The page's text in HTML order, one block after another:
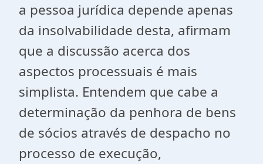
a pessoa jurídica depende apenas
da insolvabilidade desta, afirmam
que a discussão acerca dos
aspectos processuais é mais
simplista. Entendem que cabe a
determinação da penhora de bens
de sócios através de despacho no
processo de execução,